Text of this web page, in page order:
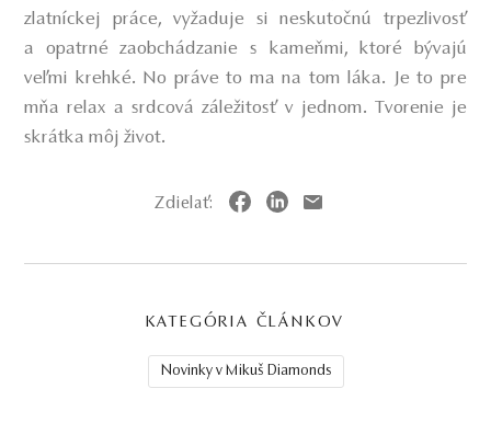
zlatníckej práce, vyžaduje si neskutočnú trpezlivosť
a opatrné zaobchádzanie s kameňmi, ktoré bývajú
veľmi krehké. No práve to ma na tom láka. Je to pre
mňa relax a srdcová záležitosť v jednom. Tvorenie je
skrátka môj život.
Zdielať:
KATEGÓRIA ČLÁNKOV
Novinky v Mikuš Diamonds